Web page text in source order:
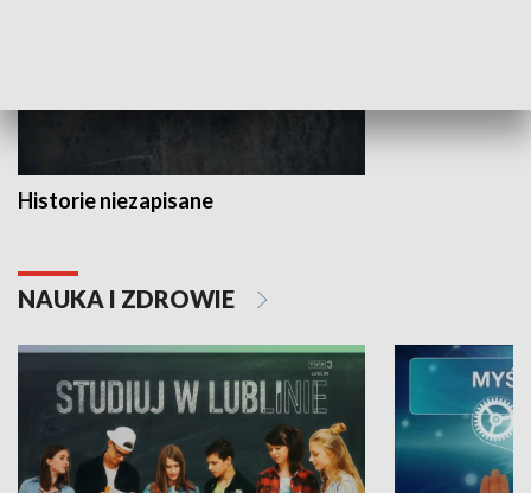
Historie niezapisane
NAUKA I ZDROWIE